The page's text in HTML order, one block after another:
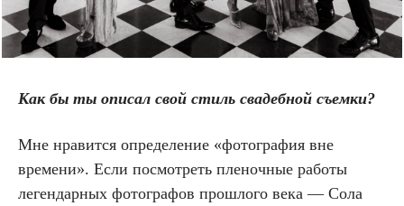
Как бы ты описал свой стиль свадебной съемки?
Мне нравится определение «фотография вне
времени‎». Если посмотреть пленочные работы
легендарных фотографов прошлого века — Сола